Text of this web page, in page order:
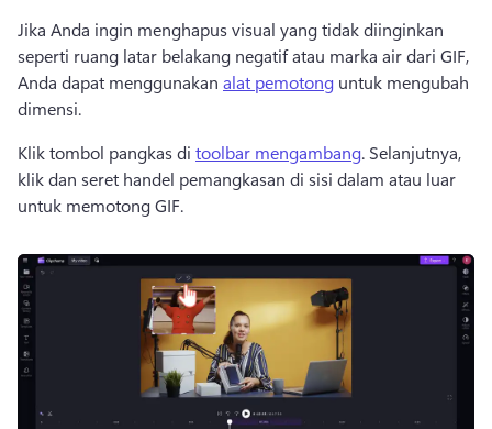
Jika Anda ingin menghapus visual yang tidak diinginkan
seperti ruang latar belakang negatif atau marka air dari GIF,
Anda dapat menggunakan alat pemotong untuk mengubah
dimensi.
Klik tombol pangkas di toolbar mengambang. Selanjutnya,
klik dan seret handel pemangkasan di sisi dalam atau luar
untuk memotong GIF.